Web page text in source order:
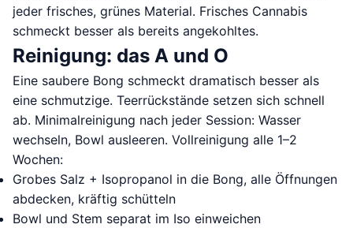
jeder frisches, grünes Material. Frisches Cannabis
schmeckt besser als bereits angekohltes.
Reinigung: das A und O
Eine saubere Bong schmeckt dramatisch besser als
eine schmutzige. Teerrückstände setzen sich schnell
ab. Minimalreinigung nach jeder Session: Wasser
wechseln, Bowl ausleeren. Vollreinigung alle 1–2
Wochen:
Grobes Salz + Isopropanol in die Bong, alle Öffnungen
abdecken, kräftig schütteln
Bowl und Stem separat im Iso einweichen